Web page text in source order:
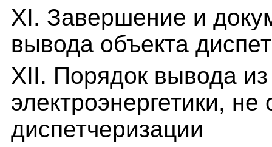
XI. Завершение и
вывода объекта
XII. Порядок вывода из
электроэнергетики,
диспетчеризации